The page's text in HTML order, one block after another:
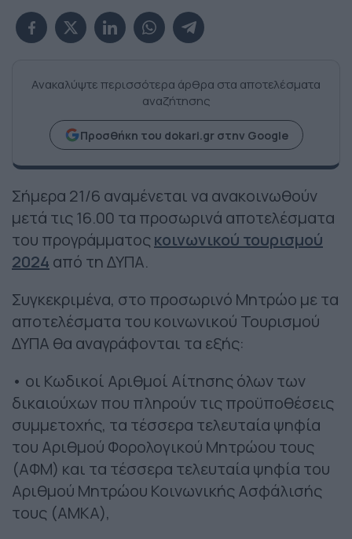
Ανακαλύψτε περισσότερα άρθρα στα αποτελέσματα
αναζήτησης
Προσθήκη του dokari.gr στην Google
Σήμερα 21/6 αναμένεται να ανακοινωθούν
μετά τις 16.00 τα προσωρινά αποτελέσματα
του προγράμματοςκοινωνικού τουρισμού
2024 από τη ΔΥΠΑ.
Συγκεκριμένα, στο προσωρινό Μητρώο με τα
αποτελέσματα του κοινωνικού Τουρισμού
ΔΥΠΑ θα αναγράφονται τα εξής:
• οι Κωδικοί Αριθμοί Αίτησης όλων των
δικαιούχων που πληρούν τις προϋποθέσεις
συμμετοχής, τα τέσσερα τελευταία ψηφία
του Αριθμού Φορολογικού Μητρώου τους
(ΑΦΜ) και τα τέσσερα τελευταία ψηφία του
Αριθμού Μητρώου Κοινωνικής Ασφάλισής
τους (ΑΜΚΑ),